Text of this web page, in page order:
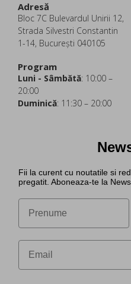
Adresă
Bloc 7C Bulevardul Unirii 12,
Strada Silvestri Constantin
1-14, București 040105
Program
Luni - Sâmbătă: 10:00 –
20:00
Duminică: 11:30 – 20:00
Fii la curent cu noutatile si
pregatit. Aboneaza-te la